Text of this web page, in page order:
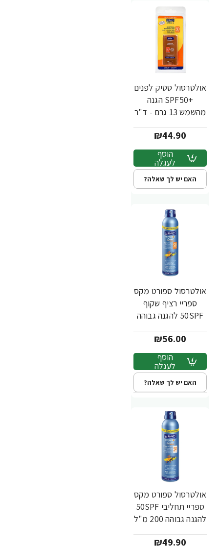
אולטרסול סטיק לפנים
+SPF50 הגנה
מהשמש 13 גרם - ד"ר
₪44.90
הוסף
לעגלה
האם יש לך שאלה?
אולטרסול ספורט מקס
ספריי רציף שקוף
50SPF להגנה גבוהה
Fischer
₪56.00
הוסף
לעגלה
האם יש לך שאלה?
אולטרסול ספורט מקס
ספריי תחליבי 50SPF
להגנה גבוהה 200 מ"ל
₪49.90